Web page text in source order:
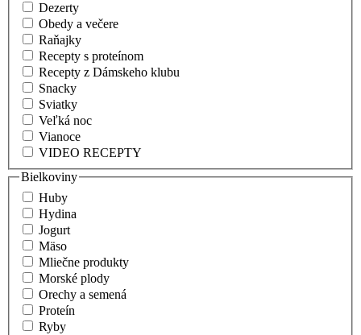
Dezerty
Obedy a večere
Raňajky
Recepty s proteínom
Recepty z Dámskeho klubu
Snacky
Sviatky
Veľká noc
Vianoce
VIDEO RECEPTY
Bielkoviny
Huby
Hydina
Jogurt
Mäso
Mliečne produkty
Morské plody
Orechy a semená
Proteín
Ryby